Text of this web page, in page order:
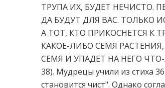
ТРУПА ИХ, БУДЕТ НЕЧИСТО.
ДА БУДУТ ДЛЯ ВАС.
А ТОТ, КТО ПРИКОСНЕТСЯ К
КАКОЕ-ЛИБО СЕМЯ
СЕМЯ И УПАДЕТ НА НЕГО
38). Мудрецы учили из стиха
становится чист". Однако